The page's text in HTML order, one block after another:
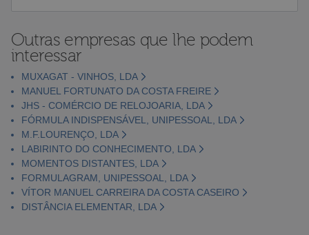
Outras empresas que lhe podem
interessar
MUXAGAT - VINHOS, LDA
MANUEL FORTUNATO DA COSTA FREIRE
JHS - COMÉRCIO DE RELOJOARIA, LDA
FÓRMULA INDISPENSÁVEL, UNIPESSOAL, LDA
M.F.LOURENÇO, LDA
LABIRINTO DO CONHECIMENTO, LDA
MOMENTOS DISTANTES, LDA
FORMULAGRAM, UNIPESSOAL, LDA
VÍTOR MANUEL CARREIRA DA COSTA CASEIRO
DISTÂNCIA ELEMENTAR, LDA